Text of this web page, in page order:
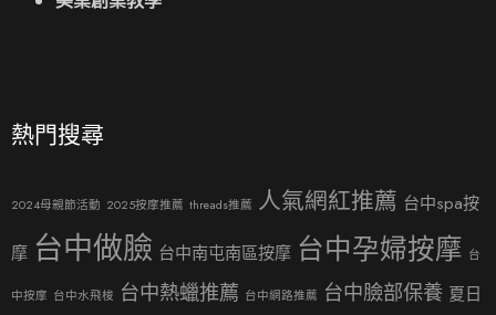
熱門搜尋
2024母親節活動 2025按摩推薦 threads推薦 人氣網紅推薦 台中spa按
摩 台中做臉 台中南屯南區按摩 台中孕婦按摩 台
中按摩 台中水飛梭 台中熱蠟推薦 台中網路推薦 台中臉部保養 夏日